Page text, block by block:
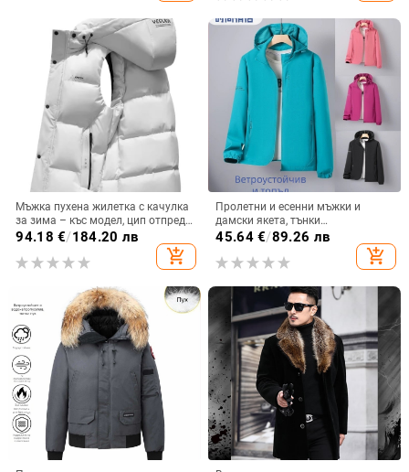
Мъжка пухена жилетка с качулка
за зима – къс модел, цип отпред,
стояща яка, дебела материя,
пълнеж: пух от патица, обем пух
600, антибактериална и
94.18 €/184.20 лв
add_shopping_cart
Пролетни и есенни мъжки и
дамски якета, тънки
ветроустойчиви и водоустойчиви
якета за двойки с голям размер,
ежедневни якета за
45.64€/89.26 лв
add_shopping_cart